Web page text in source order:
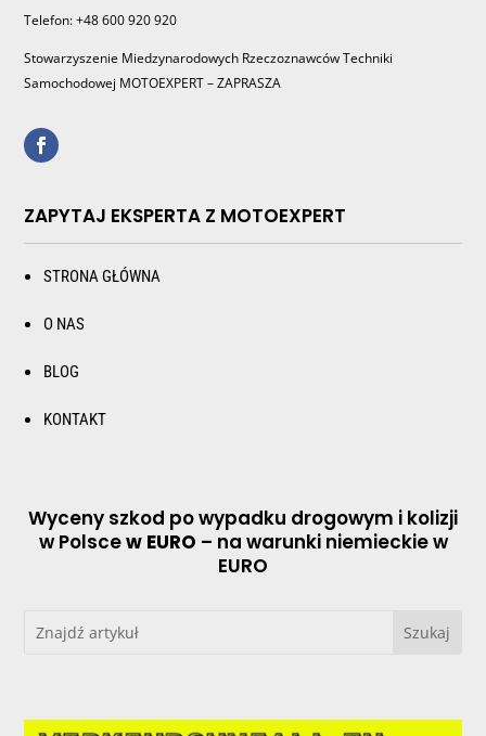
Telefon: +48 600 920 920
Stowarzyszenie Miedzynarodowych Rzeczoznawców Techniki
Samochodowej MOTOEXPERT – ZAPRASZA
ZAPYTAJ EKSPERTA Z MOTOEXPERT
STRONA GŁÓWNA
O NAS
BLOG
KONTAKT
Wyceny szkod po wypadku drogowym i kolizji
w Polscew EURO – na warunki niemieckie w
EURO